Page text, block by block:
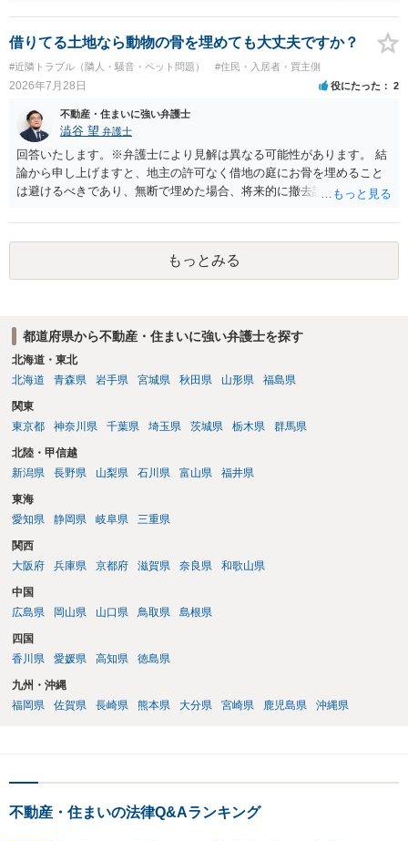
れますが、これは法的な保証ではありません。 ただ、解除まで認めら
れるかどうかについては信頼関係が破壊されたかどうかで判断されま
すので、建物を事務所・店舗用に大きく改築する等までなさらない限
り、リスクはそれほど大きくないかもしれません。 しかしそれでも、
大家さんが契約違反を口実に、将来の更新時に更新料の上乗せを要求
したり、立ち退きを迫る材料に使ったりする可能性は否定できませ
ん。
借りてる土地なら動物の骨を埋めても大丈夫ですか？
#近隣トラブル（隣人・騒音・ペット問題） #住民・入居者・買主側
2026年7月28日 役にたった 2
不動産・住まいに強い弁護士
澁谷 望 弁護士
回答いたします。※弁護士により見解は異なる可能性があります。 結
論から申し上げますと、地主の許可なく借地の庭にお骨を埋めること
は避けるべきであり、無断で埋めた場合、将来的に撤去請求や退去時
上、自分のペットの遺骨を埋める行為自体は墓地埋葬法違反や不法投
棄には該当しないため、犯罪になるわけではありません。しかし、建
物の所有者は質問者様であっても、土地の所有権はあくまで地主にあ
ります。そのため、地主に無断でお骨を埋める行為は、他人の所有権
事前に地主へ相談して許可を得るか、土地に直接埋めずに大きめの鉢
植え等で供養する「プランター葬」や、ペット霊園等への納骨を検討
されるのが確実かと思います。
もっとみる
都道府県から不動産・住まいに強い弁護士を探す
北海道・東北
北海道
青森県 岩手県 宮城県 秋田県 山形県 福島県
関東
東京都
神奈川県 千葉県 埼玉県 茨城県 栃木県 群馬県
北陸・甲信越
新潟県
長野県 山梨県 石川県 富山県 福井県
東海
愛知県
静岡県 岐阜県 三重県
関西
大阪府
兵庫県 京都府 滋賀県 奈良県 和歌山県
中国
広島県
岡山県 山口県 鳥取県 島根県
四国
香川県
愛媛県 高知県 徳島県
九州・沖縄
福岡県
佐賀県 長崎県 熊本県 大分県 宮崎県 鹿児島県 沖縄県
不動産・住まいの法律Q&Aランキング